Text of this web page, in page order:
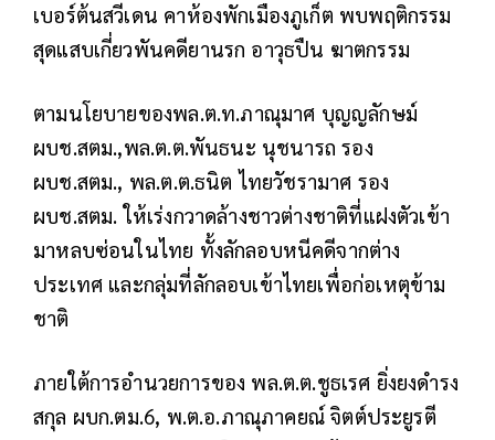
เบอร์ต้นสวีเดน คาห้องพักเมืองภูเก็ต พบพฤติกรรม
สุดแสบเกี่ยวพันคดียานรก อาวุธปืน ฆาตกรรม
ตามนโยบายของพล.ต.ท.ภาณุมาศ บุญญลักษม์
ผบช.สตม.,พล.ต.ต.พันธนะ นุชนารถ รอง
ผบช.สตม., พล.ต.ต.ธนิต ไทยวัชรามาศ รอง
ผบช.สตม. ให้เร่งกวาดล้างชาวต่างชาติที่แฝงตัวเข้า
มาหลบซ่อนในไทย ทั้งลักลอบหนีคดีจากต่าง
ประเทศ และกลุ่มที่ลักลอบเข้าไทยเพื่อก่อเหตุข้าม
ชาติ
ภายใต้การอำนวยการของ พล.ต.ต.ชูธเรศ ยิ่งยงดำรง
สกุล ผบก.ตม.6, พ.ต.อ.ภาณุภาคยณ์ จิตต์ประยูรตี